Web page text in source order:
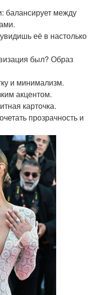
балансирует между
её в настолько
был? Образ
и минимализм.
акцентом.
карточка.
прозрачность и